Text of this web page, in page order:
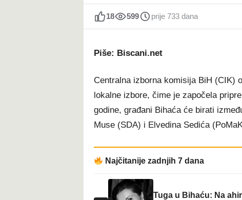
18 599 prije 733 dana
Piše: Biscani.net
Centralna izborna komisija BiH (CIK)
lokalne izbore, čime je započela
godine, građani Bihaća će birati
Muse (SDA) i Elvedina Sedića
Najčitanije zadnjih 7 dana
Tuga u Bihaću: Na